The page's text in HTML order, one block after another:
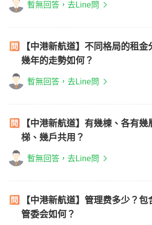
暫無回答，去Line問
【中港新航道】不同格局的租
幾年的走勢如何？
暫無回答，去Line問
【中港新航道】有幾棟、各有
梯、幾戶共用？
暫無回答，去Line問
【中港新航道】管理费多少？
管委会如何？